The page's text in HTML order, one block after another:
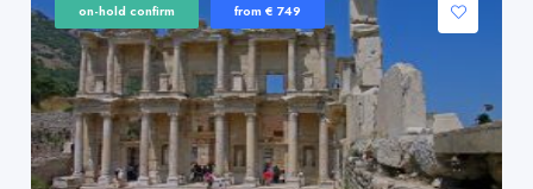
on-hold confirm from € 749